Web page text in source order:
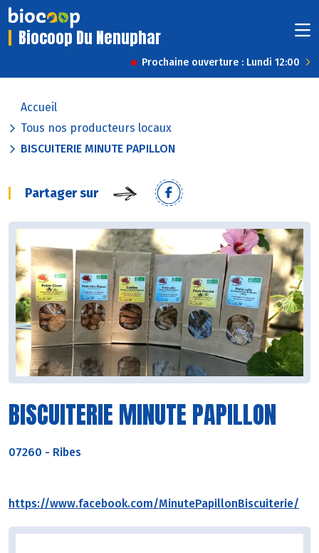
Biocoop Du Nenuphar
Prochaine ouverture : Lundi 12:00
Accueil
Tous nos producteurs locaux
BISCUITERIE MINUTE PAPILLON
Partager sur
BISCUITERIE MINUTE PAPILLON
07260 - Ribes
https://www.facebook.com/MinutePapillonBiscuiterie/